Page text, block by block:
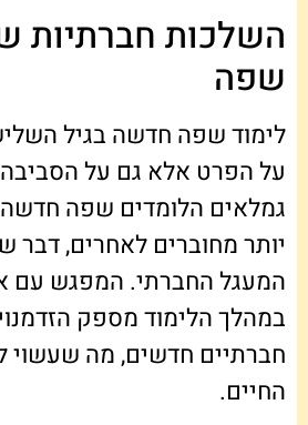
השלכות חברתיות
שפה
לימוד שפה חדשה בגיל
על הפרט אלא גם על
גמלאים הלומדים שפה חדשה
יותר מחוברים לאחרים, דבר
המעגל החברתי. המפגש עם
במהלך הלימוד מספק
חברתיים חדשים, מה שעשוי
החיים.